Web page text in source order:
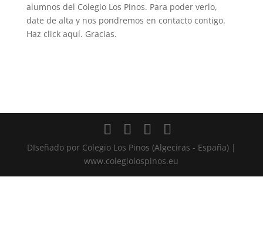
alumnos del Colegio Los Pinos. Para poder verlo,
date de alta y nos pondremos en contacto contigo.
Haz click aquí. Gracias.
DIseñado por Colegio Los Pinos (Algeciras - España) |
www.colegiolospinos.eu